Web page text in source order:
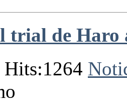
trial de Haro